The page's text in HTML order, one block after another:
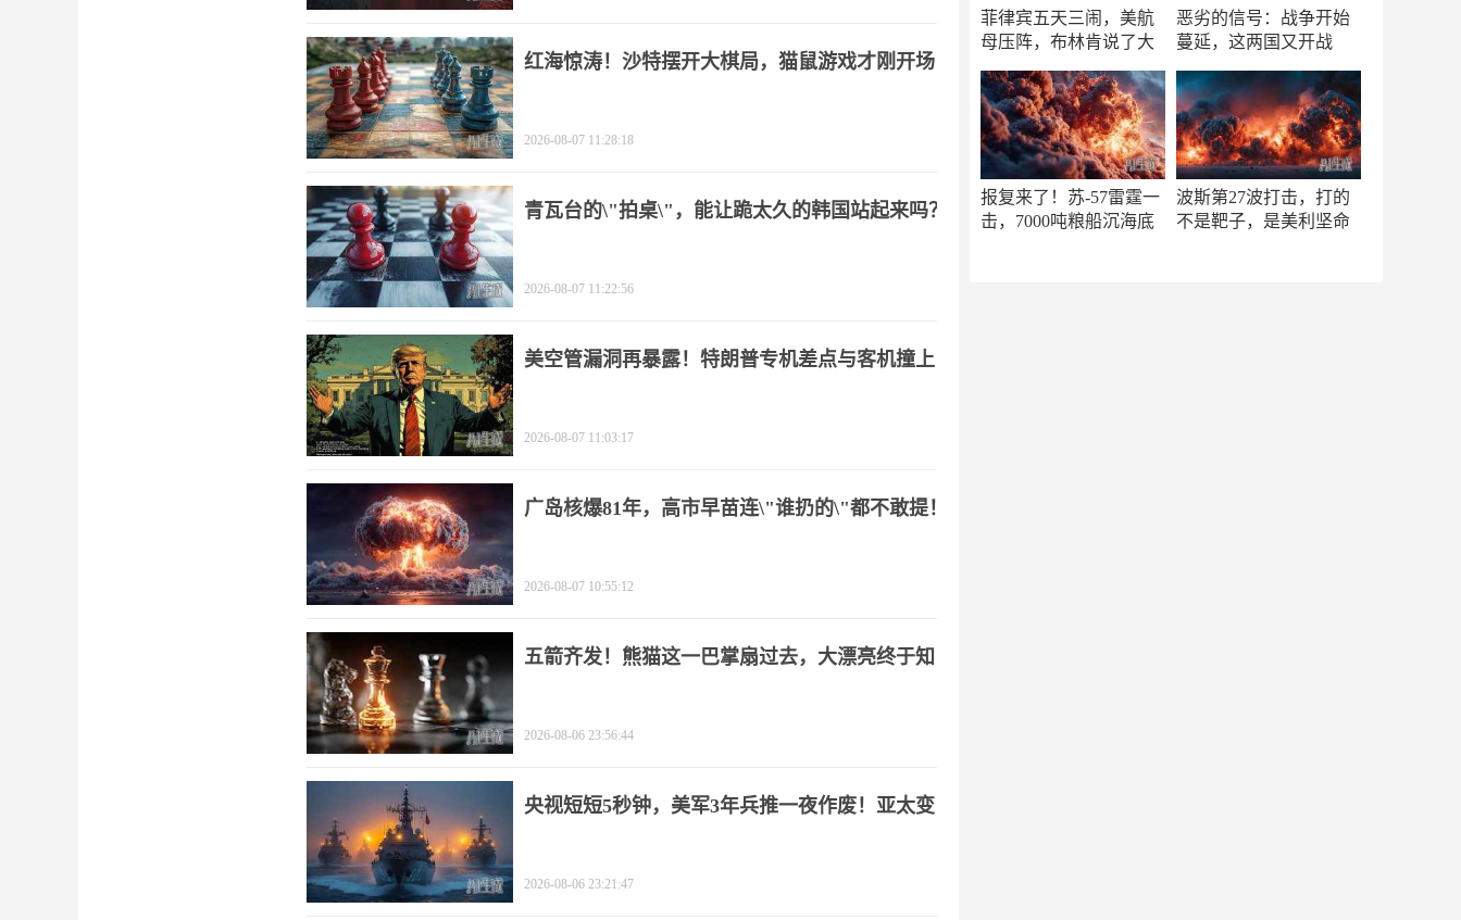
菲律宾五天三闹，美航
母压阵，布林肯说了大
恶劣的信号：战争开始
蔓延，这两国又开战
报复来了！苏-57雷霆一
击，7000吨粮船沉海底
波斯第27波打击，打的
不是靶子，是美利坚命
红海惊涛！沙特摆开大棋局，猫鼠游戏才刚开场
2026-08-07 11:28:18
青瓦台的\"拍桌\"，能让跪太久的韩国站起来吗？
2026-08-07 11:22:56
美空管漏洞再暴露！特朗普专机差点与客机撞上
2026-08-07 11:03:17
广岛核爆81年，高市早苗连\"谁扔的\"都不敢提！
2026-08-07 10:55:12
五箭齐发！熊猫这一巴掌扇过去，大漂亮终于知
2026-08-06 23:56:44
央视短短5秒钟，美军3年兵推一夜作废！亚太变
2026-08-06 23:21:47